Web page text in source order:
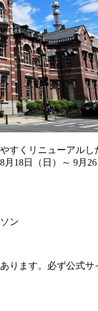
すくリニューアル
18日（日）～ 9月
ン
ります。必ず公式サ